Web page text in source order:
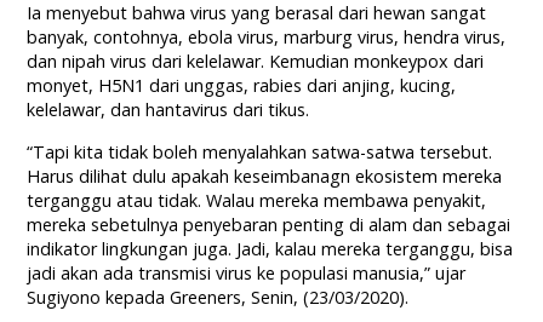
Ia menyebut bahwa virus yang berasal dari hewan sangat
banyak, contohnya, ebola virus, marburg virus, hendra virus,
dan nipah virus dari kelelawar. Kemudian monkeypox dari
monyet, H5N1 dari unggas, rabies dari anjing, kucing,
kelelawar, dan hantavirus dari tikus.
“Tapi kita tidak boleh menyalahkan satwa-satwa tersebut.
Harus dilihat dulu apakah keseimbanagn ekosistem mereka
terganggu atau tidak. Walau mereka membawa penyakit,
mereka sebetulnya penyebaran penting di alam dan sebagai
indikator lingkungan juga. Jadi, kalau mereka terganggu, bisa
jadi akan ada transmisi virus ke populasi manusia,” ujar
Sugiyono kepada Greeners, Senin, (23/03/2020).